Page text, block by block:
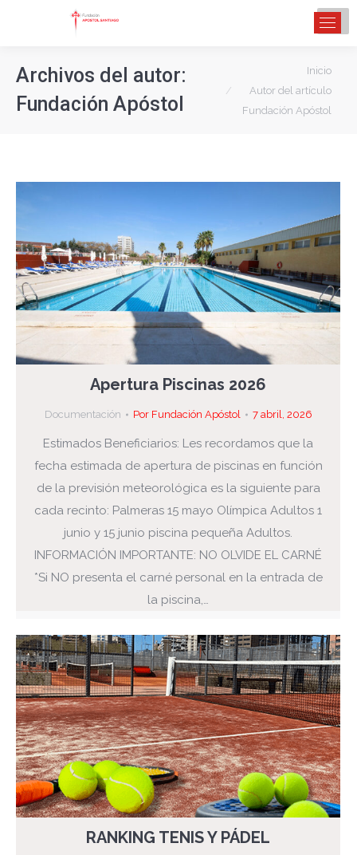
Archivos del autor:
Fundación Apóstol
Inicio
Autor del artículo
Fundación Apóstol
Apertura Piscinas 2026
Documentación Por Fundación Apóstol 7 abril, 2026
Estimados Beneficiarios: Les recordamos que la
fecha estimada de apertura de piscinas en función
de la previsión meteorológica es la siguiente para
cada recinto: Palmeras 15 mayo Olímpica Adultos 1
junio y 15 junio piscina pequeña Adultos.
INFORMACIÓN IMPORTANTE: NO OLVIDE EL CARNÉ
*Si NO presenta el carné personal en la entrada de
la piscina,…
RANKING TENIS Y PÁDEL